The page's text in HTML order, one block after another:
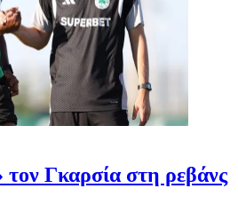
τον Γκαρσία στη ρεβάνς